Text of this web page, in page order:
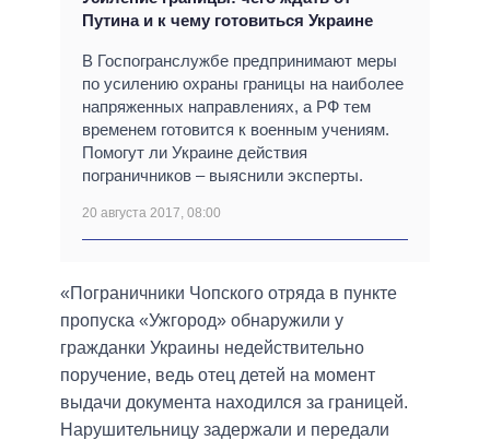
Путина и к чему готовиться Украине
В Госпогранслужбе предпринимают меры
по усилению охраны границы на наиболее
напряженных направлениях, а РФ тем
временем готовится к военным учениям.
Помогут ли Украине действия
пограничников – выяснили эксперты.
20 августа 2017, 08:00
«Пограничники Чопского отряда в пункте
пропуска «Ужгород» обнаружили у
гражданки Украины недействительно
поручение, ведь отец детей на момент
выдачи документа находился за границей.
Нарушительницу задержали и передали